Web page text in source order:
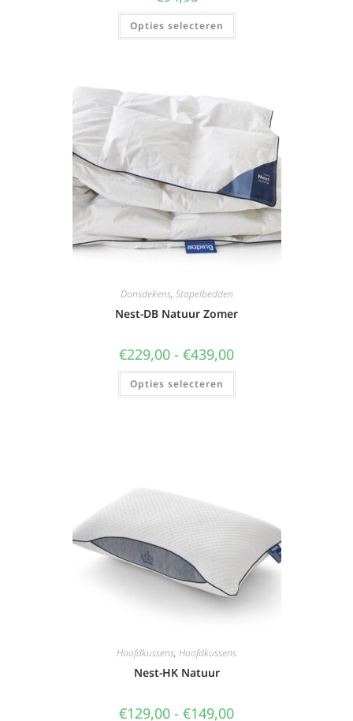
Opties selecteren
Donsdekens, Stapelbedden
Nest-DB Natuur Zomer
€229,00 - €439,00
Opties selecteren
Hoofdkussens, Hoofdkussens
Nest-HK Natuur
€129,00 - €149,00